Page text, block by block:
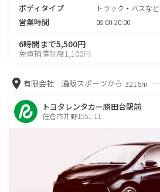
ボディタイプ トラック・バスなど
営業時間 08:00-20:00
6時間まで5,500円
免責補償制度1,100円
有限会社 通販スポーツから 3216m
トヨタレンタカー勝田台駅前
佐倉市井野1551-11